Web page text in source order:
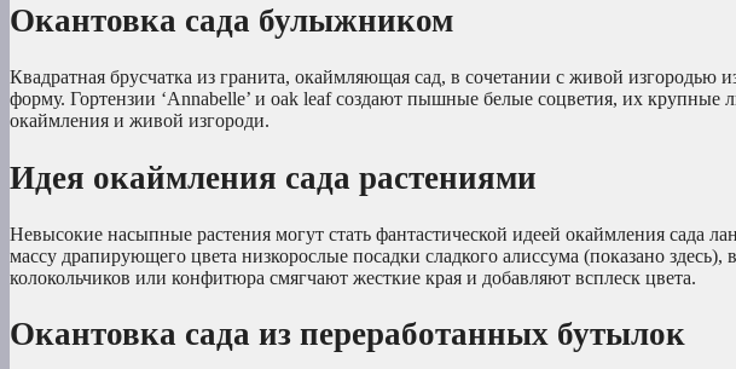
Окантовка сада булыжником
Квадратная брусчатка из гранита, окаймляющая сад, в сочетании с живой изгородью
форму. Гортензии ‘Annabelle’ и oak leaf создают пышные белые соцветия, их крупные
окаймления и живой изгороди.
Идея окаймления сада растениями
Невысокие насыпные растения могут стать фантастической идеей окаймления
массу драпирующего цвета низкорослые посадки сладкого алиссума (показано
колокольчиков или конфитюра смягчают жесткие края и добавляют всплеск цвета.
Окантовка сада из переработанных бутылок